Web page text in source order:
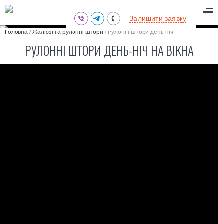
(095) 711-77-47
(097) 773-73-71
Залишити заявку
Головна / Жалюзі та рулонні штори / Рулонні штори день-ніч
РУЛОННІ ШТОРИ ДЕНЬ-НІЧ НА ВІКНА